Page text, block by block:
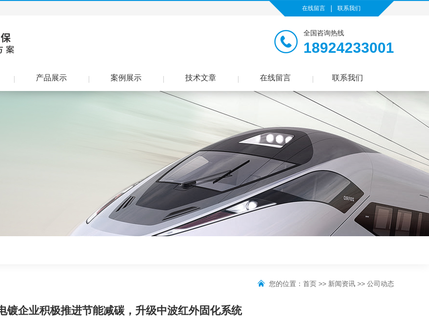
在线留言 联系我们
全国咨询热线
18924233001
产品展示 案例展示 技术文章 在线留言 联系我们
您的位置： 首页 >> 新闻资讯 >> 公司动态
镀企业积极推进节能减碳，升级中波红外固化系统